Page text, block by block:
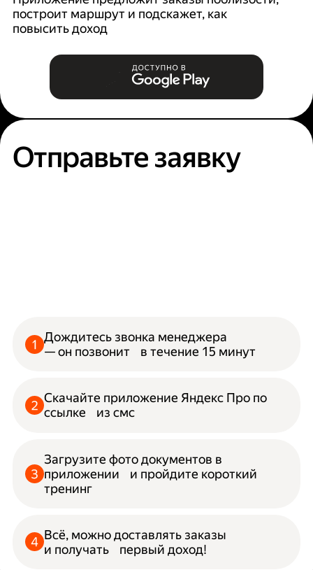
построит маршрут и подскажет, как
повысить доход
Отправьте заявку
Дождитесь звонка менеджера
— он позвонит в течение 15 минут
Скачайте приложение Яндекс Про по
ссылке из смс
Загрузите фото документов в
приложении и пройдите короткий
тренинг
Всё, можно доставлять заказы
и получать первый доход!